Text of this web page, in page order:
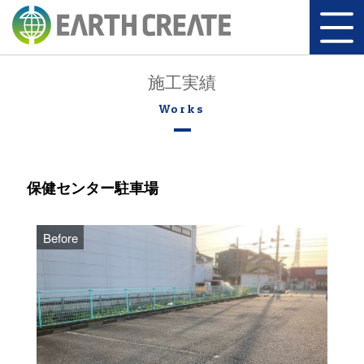
施工実績
保健センター駐車場